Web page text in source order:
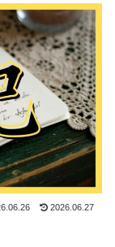
2026.06.27